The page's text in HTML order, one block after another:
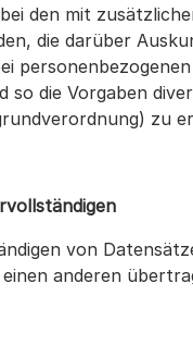
den mit
die darüber
so die Vorgaben
zu
von
anderen